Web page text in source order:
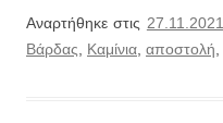
Αναρτήθηκε στις 27.11.2021
Βάρδας
Καμίνια αποστολή